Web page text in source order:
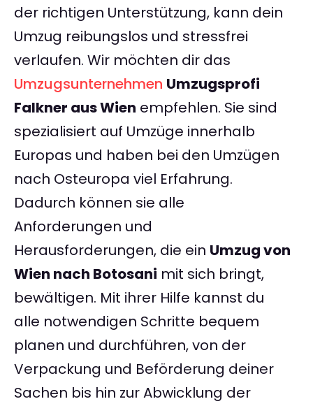
der richtigen Unterstützung, kann dein
Umzug reibungslos und stressfrei
verlaufen. Wir möchten dir das
Umzugsunternehmen Umzugsprofi
Falkner aus Wien empfehlen. Sie sind
spezialisiert auf Umzüge innerhalb
Europas und haben bei den Umzügen
nach Osteuropa viel Erfahrung.
Dadurch können sie alle
Anforderungen und
Herausforderungen, die ein Umzug von
Wien nach Botosani mit sich bringt,
bewältigen. Mit ihrer Hilfe kannst du
alle notwendigen Schritte bequem
planen und durchführen, von der
Verpackung und Beförderung deiner
Sachen bis hin zur Abwicklung der